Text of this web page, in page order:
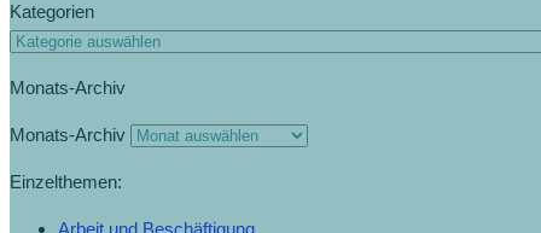
Kategorien
Monats-Archiv
Monats-Archiv
Einzelthemen: